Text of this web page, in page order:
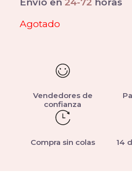
Envío en 24-72 horas
Agotado
Vendedores de
confianza
Compra sin colas 14